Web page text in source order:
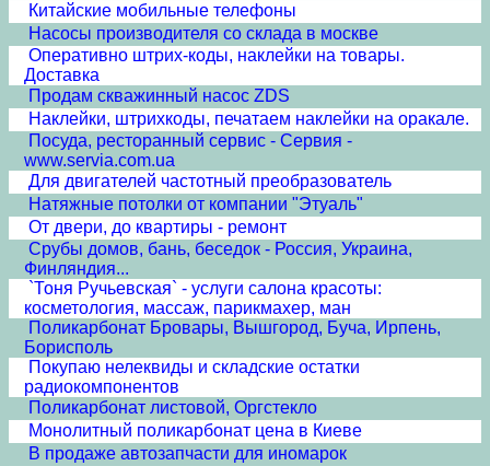
Китайские мобильные телефоны
Насосы производителя со склада в москве
Оперативно штрих-коды, наклейки на товары.
Доставка
Продам скважинный насос ZDS
Наклейки, штрихкоды, печатаем наклейки на оракале.
Посуда, ресторанный сервис - Сервия -
www.servia.com.ua
Для двигателей частотный преобразователь
Натяжные потолки от компании "Этуаль"
От двери, до квартиры - ремонт
Срубы домов, бань, беседок - Россия, Украина,
Финляндия...
`Тоня Ручьевская` - услуги салона красоты:
косметология, массаж, парикмахер, ман
Поликарбонат Бровары, Вышгород, Буча, Ирпень,
Борисполь
Покупаю нелеквиды и складские остатки
радиокомпонентов
Поликарбонат листовой, Оргстекло
Монолитный поликарбонат цена в Киеве
В продаже автозапчасти для иномарок